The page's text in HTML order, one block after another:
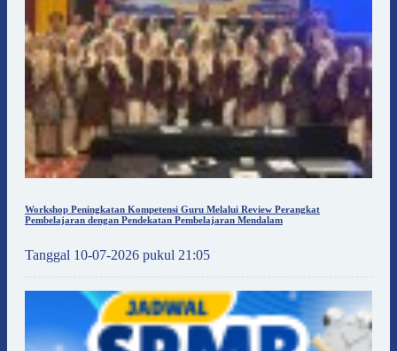
Workshop Peningkatan Kompetensi Guru Melalui Review Perangkat
Pembelajaran dengan Pendekatan Pembelajaran Mendalam
Tanggal 10-07-2026 pukul 21:05